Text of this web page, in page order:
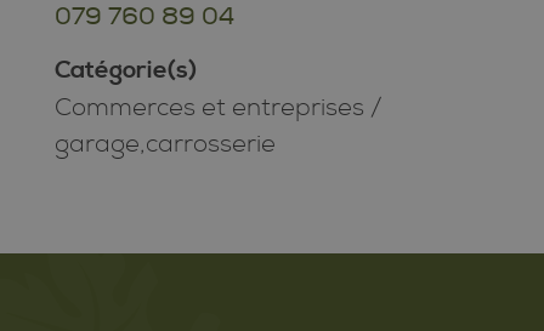
079 760 89 04
Catégorie(s)
Commerces et entreprises /
garage,carrosserie